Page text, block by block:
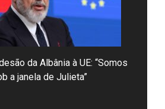
da Albânia à UE: “Somos
a janela de Julieta”